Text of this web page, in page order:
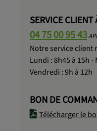
SERVICE CLIENT
04 75 00 95 43
Notre service client
Lundi : 8h45 à 15h -
Vendredi : 9h à 12h
BON DE
Télécharger le